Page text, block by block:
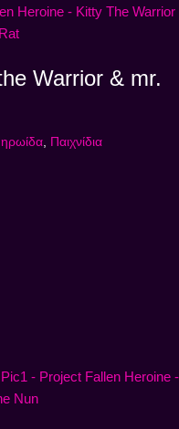
Warrior & mr.
, Παιχνίδια